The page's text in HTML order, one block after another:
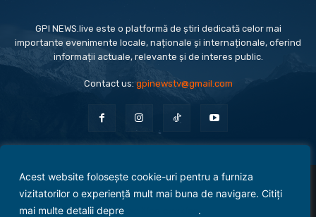
Acest website folosește cookie-uri pentru a furniza
vizitatorilor o experiență mult mai buna de navigare. Citiți
mai multe detalii depre
.
GPI NEWS.live este o platformă de știri dedicată celor mai
importante evenimente locale, naționale și internaționale, oferind
informații actuale, relevante și de interes public.
Contact us:gpinewstv@gmail.com
Evenimente Politică Economie Social
Sport
Cultură
Antreprenoriat
Administrație Publică